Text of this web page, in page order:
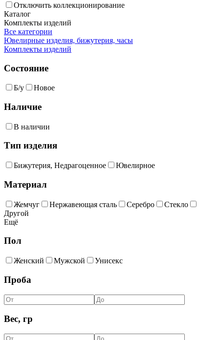
Отключить коллекционирование
Каталог
Комплекты изделий
Все категории
Ювелирные изделия, бижутерия, часы
Комплекты изделий
Состояние
Б/у Новое
Наличие
В наличии
Тип изделия
Бижутерия, Недрагоценное Ювелирное
Материал
Жемчуг Нержавеющая сталь Серебро
Стекло
Другой
Ещё
Пол
Женский Мужской Унисекс
Проба
Вес, гр